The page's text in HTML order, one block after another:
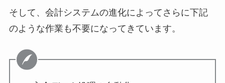
そして、会計システムの進化によってさらに下記
のような作業も不要になってきています。